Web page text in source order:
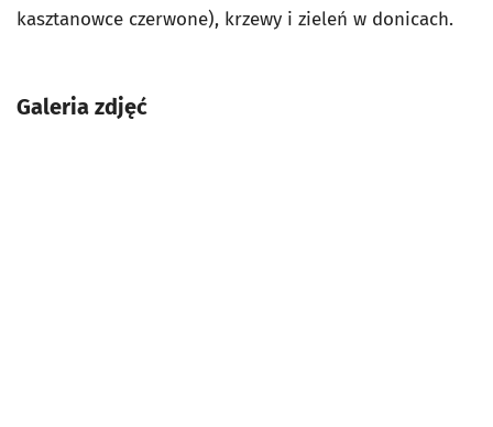
kasztanowce czerwone), krzewy i zieleń w donicach.
Galeria zdjęć